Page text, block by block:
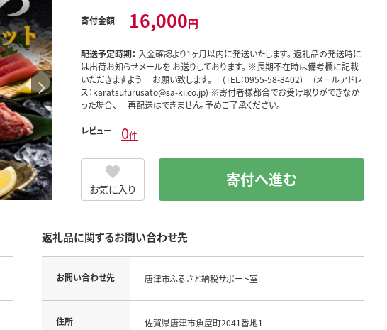
寄付金額 16,000円
配送予定時期： 入金確認より1ヶ月以内に発送いたします。 返礼品の発送時に
は出荷お知らせメールを お送りしております。 ※長期不在時は備考欄に記載
いただきますよう お願い致します。 (TEL：0955-58-8402) (メールアドレ
ス：karatsufurusato@sa-ki.co.jp) ※寄付者様都合でお受け取りができなか
った場合、 再配送はできません。予めご了承ください。
レビュー 0件
お気に入り 寄付へ進む
返礼品に関するお問い合わせ先
お問い合わせ先 唐津市ふるさと納税サポート室
住所 佐賀県唐津市魚屋町2041番地1